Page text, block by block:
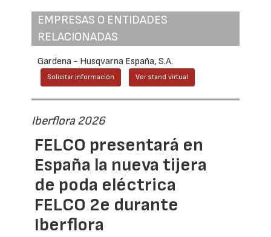
EMPRESAS O ENTIDADES
RELACIONADAS
Gardena - Husqvarna España, S.A.
Solicitar información Ver stand virtual
Iberflora 2026
FELCO presentará en
España la nueva tijera
de poda eléctrica
FELCO 2e durante
Iberflora